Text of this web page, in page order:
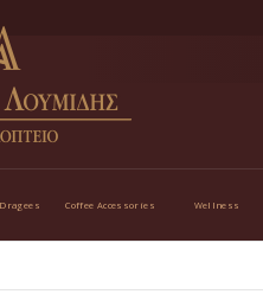
Coffee Accessories Wellness